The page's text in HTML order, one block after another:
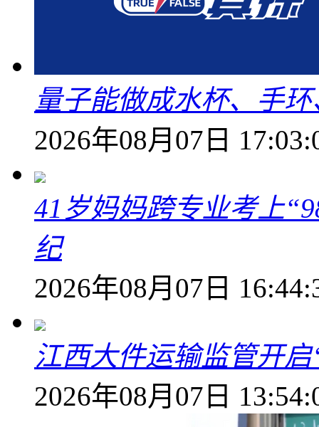
量子能做成水杯、手
2026年08月07日
41岁妈妈跨专业考上
纪
2026年08月07日
江西大件运输监管开
2026年08月07日